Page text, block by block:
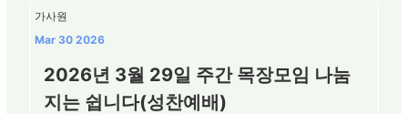
가사원
Mar 30 2026
2026년 3월 29일 주간 목장모임 나눔
지는 쉽니다(성찬예배)